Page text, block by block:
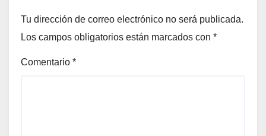
Tu dirección de correo electrónico no será publicada.
Los campos obligatorios están marcados con *
Comentario *